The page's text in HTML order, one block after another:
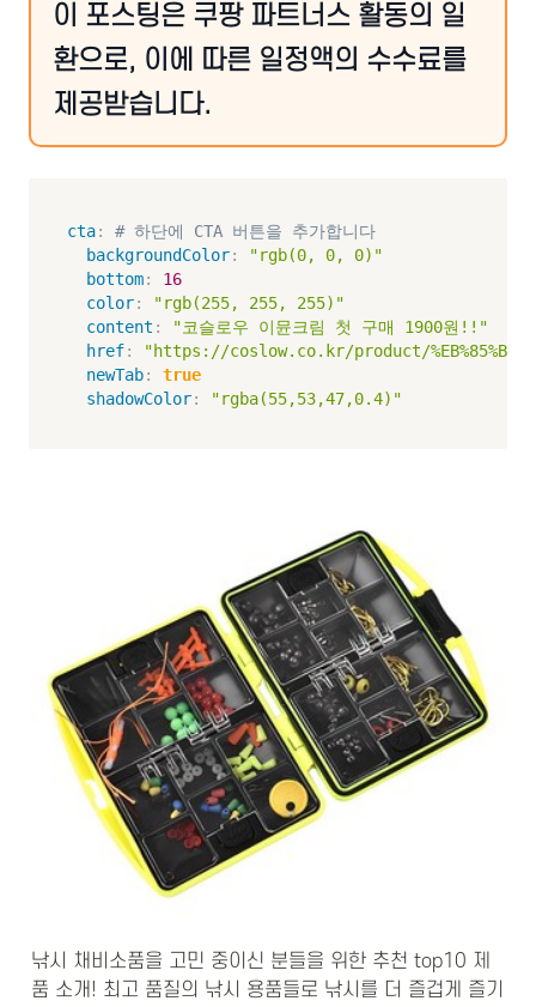
이 포스팅은 쿠팡 파트너스 활동의 일
환으로, 이에 따른 일정액의 수수료를
제공받습니다.
cta:
# 하단에 CTA 버튼을 추가합니다
backgroundColor:
"rgb(0, 0, 0)"
bottom:
16
color:
"rgb(255, 255, 255)"
content :
"코슬로우 이뮨크림 첫 구매 1900원!!"
href:
"https://coslow.co.kr/product/
newTab:
true
shadowColor: "rgba(55,53,47,0.4)"
낚시 채비소품을 고민 중이신 분들을 위한 추천 top10 제
품 소개! 최고 품질의 낚시 용품들로 낚시를 더 즐겁게 즐기